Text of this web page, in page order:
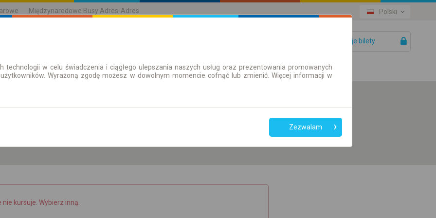
Międzynarodowe Busy Adres-Adres Polski
Twoje bilety
| Bilety Bilety okresowe
przesiadek
Tylko bilet online
nie kursuje. Wybierz inną.
technologii w celu świadczenia i ciągłego ulepszania naszych usług oraz prezentowania promowanych
Wyrażoną zgodę możesz w dowolnym momencie cofnąć lub zmienić. Więcej informacji w
Zezwalam